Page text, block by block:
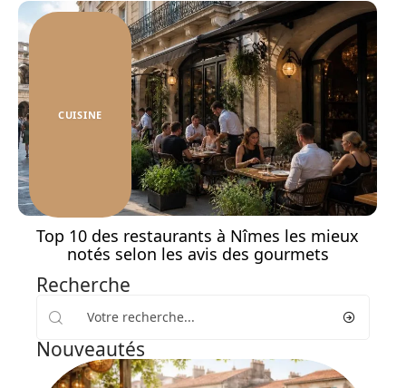
CUISINE
Top 10 des restaurants à Nîmes les mieux
notés selon les avis des gourmets
Recherche
Nouveautés